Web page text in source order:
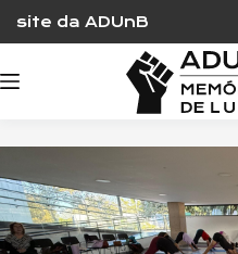
content
site da ADUnB